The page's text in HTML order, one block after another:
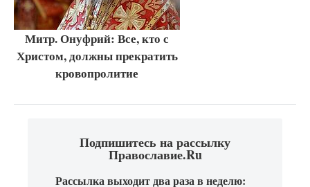
Митр. Онуфрий: Все, кто с
Христом, должны прекратить
кровопролитие
Подпишитесь на рассылку
Православие.Ru
Рассылка выходит два раза в неделю: